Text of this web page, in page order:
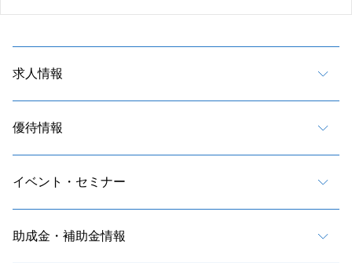
求人情報
優待情報
イベント・セミナー
助成金・補助金情報